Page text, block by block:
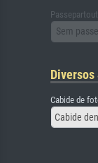
Passepartout
Sem
Diversos
Cabide de
Cabide